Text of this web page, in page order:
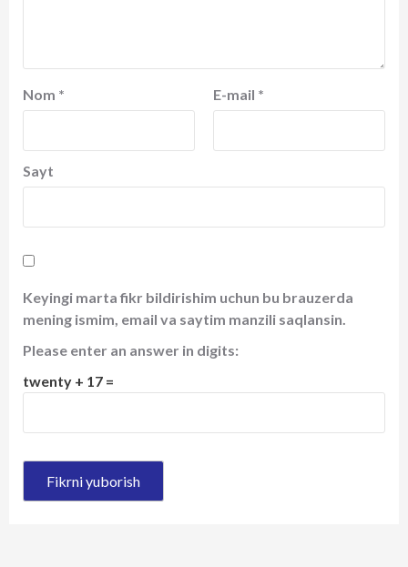
Nom * E-mail *
Sayt
Keyingi marta fikr bildirishim uchun bu brauzerda
mening ismim, email va saytim manzili saqlansin.
Please enter an answer in digits:
twenty + 17 =